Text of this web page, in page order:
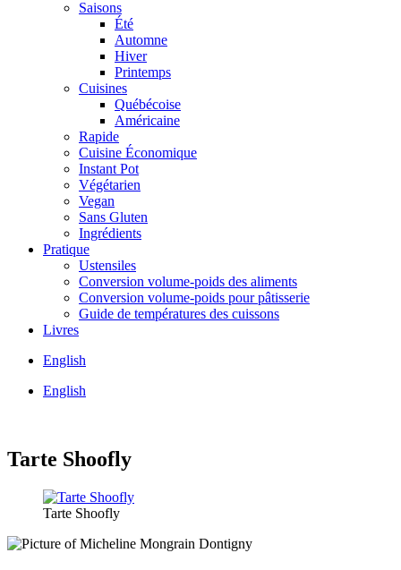
Saisons
Été
Automne
Hiver
Printemps
Cuisines
Québécoise
Américaine
Rapide
Cuisine Économique
Instant Pot
Végétarien
Vegan
Sans Gluten
Ingrédients
Pratique
Ustensiles
Conversion volume-poids des aliments
Conversion volume-poids pour pâtisserie
Guide de températures des cuissons
Livres
English
English
Tarte Shoofly
Tarte Shoofly